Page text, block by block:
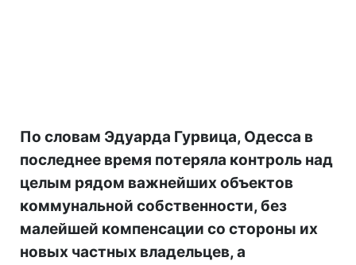
По словам Эдуарда Гурвица, Одесса в
последнее время потеряла контроль над
целым рядом важнейших объектов
коммунальной собственности, без
малейшей компенсации со стороны их
новых частных владельцев, а